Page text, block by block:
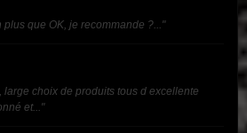
plus que OK, je recommande ?..."
large choix de produits tous d excellente
et..."